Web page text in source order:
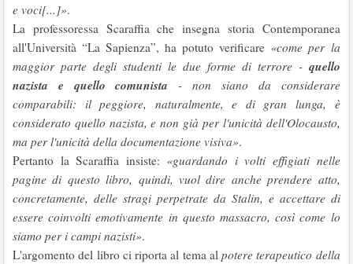
e voci[...]».
La professoressa Scaraffia che insegna storia Contemporanea
all'Università “La Sapienza”, ha potuto verificare «come per la
maggior parte degli studenti le due forme di terrore - quello
nazista e quello comunista - non siano da considerare
comparabili: il peggiore, naturalmente, e di gran lunga, è
considerato quello nazista, e non già per l'unicità dell'Olocausto,
ma per l'unicità della documentazione visiva».
Pertanto la Scaraffia insiste: «guardando i volti effigiati nelle
pagine di questo libro, quindi, vuol dire anche prendere atto,
concretamente, delle stragi perpetrate da Stalin, e accettare di
essere coinvolti emotivamente in questo massacro, così come lo
siamo per i campi nazisti».
L'argomento del libro ci riporta al tema alpotere terapeutico della